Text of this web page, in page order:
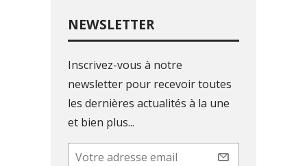
NEWSLETTER
Inscrivez-vous à notre
newsletter pour recevoir toutes
les dernières actualités à la une
et bien plus...